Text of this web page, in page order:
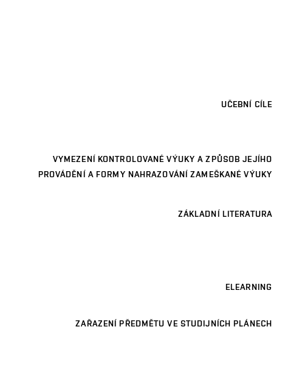
UČEBNÍ CÍLE
VYMEZENÍ KONTROLOVANÉ VÝUKY A ZPŮSOB JEJÍHO
PROVÁDĚNÍ A FORMY NAHRAZOVÁNÍ ZAMEŠKANÉ VÝUKY
ZÁKLADNÍ LITERATURA
ELEARNING
ZAŘAZENÍ PŘEDMĚTU VE STUDIJNÍCH PLÁNECH